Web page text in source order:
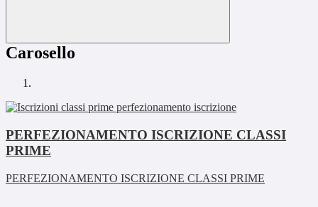
Carosello
PERFEZIONAMENTO ISCRIZIONE CLASSI
PRIME
PERFEZIONAMENTO ISCRIZIONE CLASSI PRIME